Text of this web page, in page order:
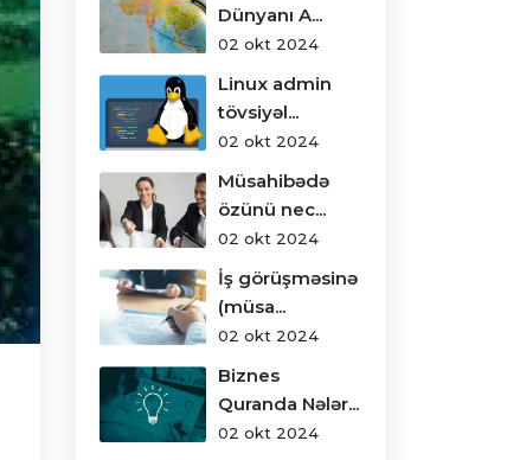
Dünyanı A...
02 okt 2024
Linux admin
tövsiyəl...
02 okt 2024
Müsahibədə
özünü nec...
02 okt 2024
İş görüşməsinə
(müsa...
02 okt 2024
Biznes
Quranda Nələr...
02 okt 2024